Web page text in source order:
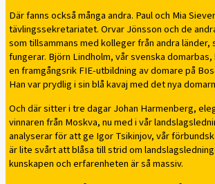
Där fanns också många andra. Paul och Mia
tävlingssekretariatet. Orvar Jönsson och de
som tillsammans med kolleger från andra
fungerar. Björn Lindholm, vår svenska
en framgångsrik FIE-utbildning av domare på
Han var prydlig i sin blå kavaj med det nya
Och där sitter i tre dagar Johan Harmenberg,
vinnaren från Moskva, nu med i vår
analyserar för att ge Igor Tsikinjov, vår
är lite svårt att blåsa till strid om
kunskapen och erfarenheten är så massiv.